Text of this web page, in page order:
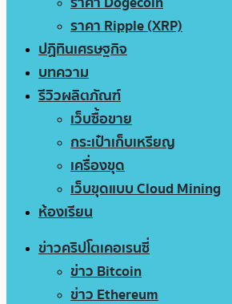
ราคา Ripple (XRP)
ปฏิทินเศรษฐกิจ
บทความ
รีวิวผลิตภัณฑ์
เว็บซื้อขาย
กระเป๋าเก็บเหรียญ
เครื่องขุด
เว็บขุดแบบ Cloud Mining
ห้องเรียน
ข่าวคริปโตเคอเรนซี่
ข่าว Bitcoin
ข่าว Ethereum